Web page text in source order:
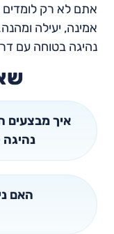
אתם לא רק לומדים
אמינה, יעילה
נהיגה בטוחה עם
איך מבצעים
נהיגה
האם